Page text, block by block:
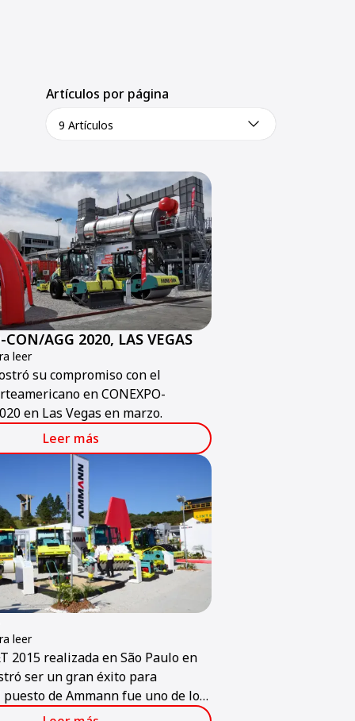
Artículos por página
9 Artículos
CON/AGG 2020, LAS VEGAS
leer
su compromiso con el
en CONEXPO-
en Las Vegas en marzo.
Leer más
leer
2015 realizada en São Paulo en
ser un gran éxito para
puesto de Ammann fue uno de los
en la feria, que se considera la